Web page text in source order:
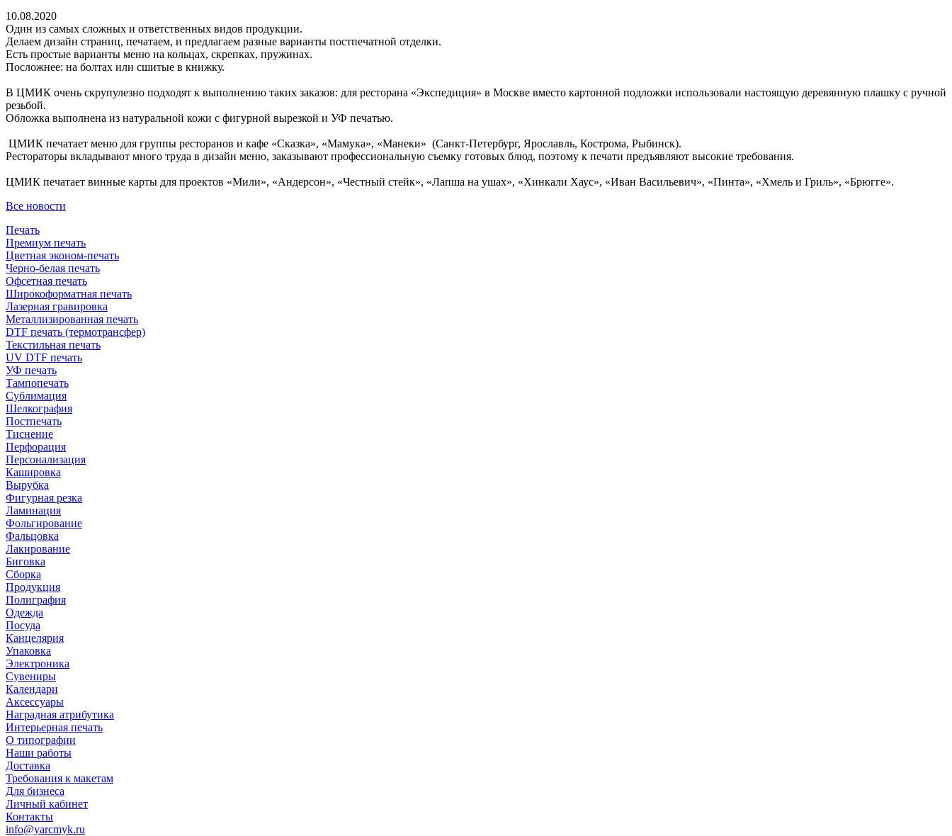
10.08.2020
Один из самых сложных и ответственных видов продукции.
Делаем дизайн страниц, печатаем, и предлагаем разные варианты постпечатной отделки.
Есть простые варианты меню на кольцах, скрепках, пружинах.
Посложнее: на болтах или сшитые в книжку.
В ЦМИК очень скрупулезно подходят к выполнению таких заказов: для ресторана «Экспедиция» в Москве вместо картонной подложки использовали настоящую деревянную плашку с ручной
резьбой.
Обложка выполнена из натуральной кожи с фигурной вырезкой и УФ печатью.
ЦМИК печатает меню для группы ресторанов и кафе «Сказка», «Мамука», «Манеки» (Санкт-Петербург, Ярославль, Кострома, Рыбинск).
Рестораторы вкладывают много труда в дизайн меню, заказывают профессиональную съемку готовых блюд, поэтому к печати предъявляют высокие требования.
ЦМИК печатает винные карты для проектов «Мили», «Андерсон», «Честный стейк», «Лапша на ушах», «Хинкали Хаус», «Иван Васильевич», «Пинта», «Хмель и Гриль», «Брюгге».
Все новости
Печать
Премиум печать
Цветная эконом-печать
Черно-белая печать
Офсетная печать
Широкоформатная печать
Лазерная гравировка
Металлизированная печать
DTF печать (термотрансфер)
Текстильная печать
UV DTF печать
УФ печать
Тампопечать
Сублимация
Шелкография
Постпечать
Тиснение
Перфорация
Персонализация
Кашировка
Вырубка
Фигурная резка
Ламинация
Фольгирование
Фальцовка
Лакирование
Биговка
Сборка
Продукция
Полиграфия
Одежда
Посуда
Канцелярия
Упаковка
Электроника
Сувениры
Календари
Аксессуары
Наградная атрибутика
Интерьерная печать
О типографии
Наши работы
Доставка
Требования к макетам
Для бизнеса
Личный кабинет
Контакты
info@yarcmyk.ru